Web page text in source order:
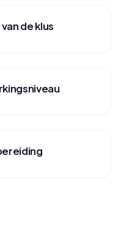
de klus